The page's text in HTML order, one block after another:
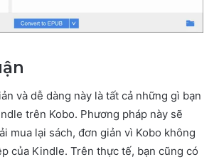
và dễ dàng này là tất cả những gì bạn
trên Kobo. Phương pháp này sẽ
mua lại sách, đơn giản vì Kobo không
của Kindle. Trên thực tế, bạn cũng có